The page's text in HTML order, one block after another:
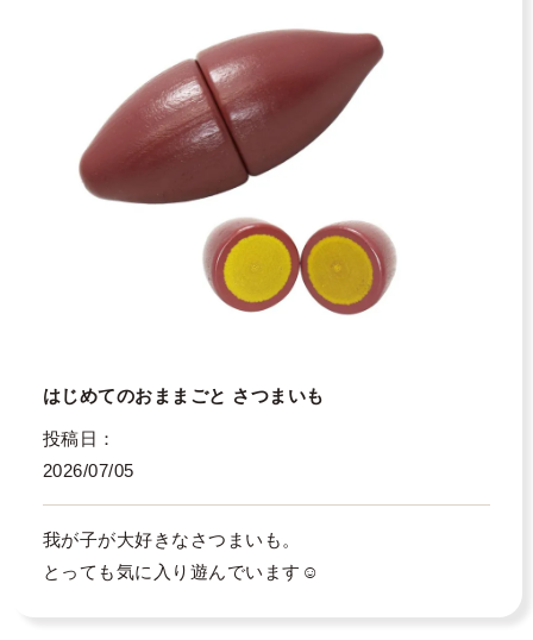
はじめてのおままごと さつまいも
投稿日
2026/07/05
我が子が大好きなさつまいも。
とっても気に入り遊んでいます☺️